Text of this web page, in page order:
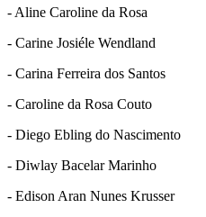
- Aline Caroline da Rosa
- Carine Josiéle Wendland
- Carina Ferreira dos Santos
- Caroline da Rosa Couto
- Diego Ebling do Nascimento
- Diwlay Bacelar Marinho
- Edison Aran Nunes Krusser